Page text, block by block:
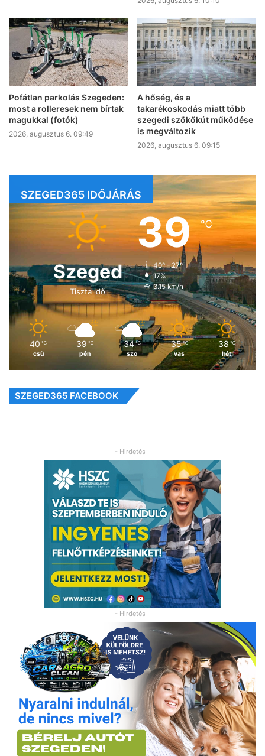
Pofátlan parkolás Szegeden:
most a rolleresek nem bírtak
magukkal (fotók)
2026, augusztus 6. 09:49
A hőség, és a
takarékoskodás miatt több
szegedi szökőkút működése
is megváltozik
2026, augusztus 6. 09:15
SZEGED365 IDŐJÁRÁS
Szeged
Tiszta idő
39℃
40º - 27º
17%
3.15 km/h
40 ℃
csü
39 ℃
pén
34 ℃
szo
35 ℃
vas
38 ℃
hét
SZEGED365 FACEBOOK
- Hirdetés -
- Hirdetés -